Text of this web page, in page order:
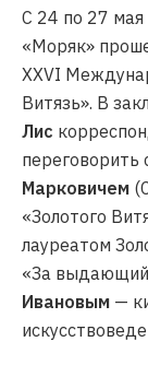
С 24 по 27 мая
«Моряк»
XXVI
Витязь». В
Лис
Марковичем
«Золотого
лауреатом
«За
Ивановым —